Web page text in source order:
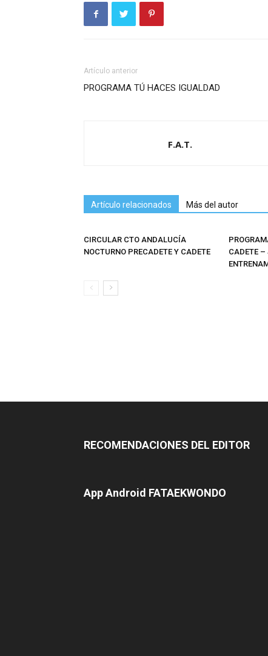
Artículo anterior
PROGRAMA TÚ HACES IGUALDAD
F.A.T.
Artículo relacionados Más del autor
CIRCULAR CTO ANDALUCÍA
NOCTURNO PRECADETE Y CADETE
CADETE –
RECOMENDACIONES DEL EDITOR
App Android FATAEKWONDO